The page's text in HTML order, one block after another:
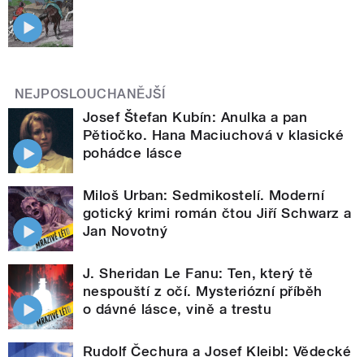
NEJPOSLOUCHANĚJŠÍ
Josef Štefan Kubín: Anulka a pan
Pětiočko. Hana Maciuchová v klasické
pohádce lásce
Miloš Urban: Sedmikostelí. Moderní
gotický krimi román čtou Jiří Schwarz a
Jan Novotný
J. Sheridan Le Fanu: Ten, který tě
nespouští z očí. Mysteriózní příběh
o dávné lásce, vině a trestu
Rudolf Čechura a Josef Kleibl: Vědecké